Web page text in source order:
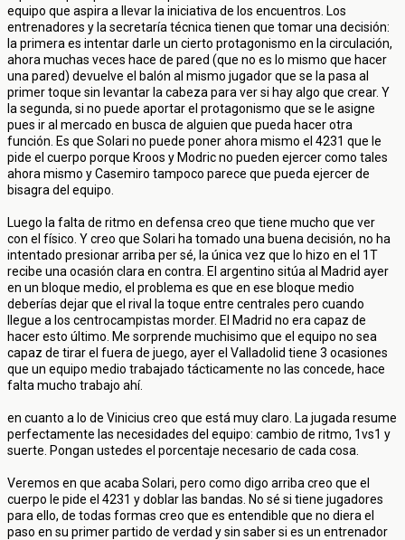
equipo que aspira a llevar la iniciativa de los encuentros. Los
entrenadores y la secretaría técnica tienen que tomar una decisión:
la primera es intentar darle un cierto protagonismo en la circulación,
ahora muchas veces hace de pared (que no es lo mismo que hacer
una pared) devuelve el balón al mismo jugador que se la pasa al
primer toque sin levantar la cabeza para ver si hay algo que crear. Y
la segunda, si no puede aportar el protagonismo que se le asigne
pues ir al mercado en busca de alguien que pueda hacer otra
función. Es que Solari no puede poner ahora mismo el 4231 que le
pide el cuerpo porque Kroos y Modric no pueden ejercer como tales
ahora mismo y Casemiro tampoco parece que pueda ejercer de
bisagra del equipo.
Luego la falta de ritmo en defensa creo que tiene mucho que ver
con el físico. Y creo que Solari ha tomado una buena decisión, no ha
intentado presionar arriba per sé, la única vez que lo hizo en el 1T
recibe una ocasión clara en contra. El argentino sitúa al Madrid ayer
en un bloque medio, el problema es que en ese bloque medio
deberías dejar que el rival la toque entre centrales pero cuando
llegue a los centrocampistas morder. El Madrid no era capaz de
hacer esto último. Me sorprende muchisimo que el equipo no sea
capaz de tirar el fuera de juego, ayer el Valladolid tiene 3 ocasiones
que un equipo medio trabajado tácticamente no las concede, hace
falta mucho trabajo ahí.
en cuanto a lo de Vinicius creo que está muy claro. La jugada resume
perfectamente las necesidades del equipo: cambio de ritmo, 1vs1 y
suerte. Pongan ustedes el porcentaje necesario de cada cosa.
Veremos en que acaba Solari, pero como digo arriba creo que el
cuerpo le pide el 4231 y doblar las bandas. No sé si tiene jugadores
para ello, de todas formas creo que es entendible que no diera el
paso en su primer partido de verdad y sin saber si es un entrenador